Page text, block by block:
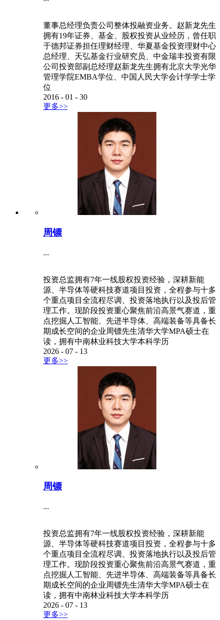
董事总经理负责公司整体投融资业务。赵新龙先生
拥有19年证券、基金、股权投资从业经历，曾任职
于德邦证券担任理财经理、华夏基金投资理财中心
总经理、天弘基金行业研究员、中金瑞丰投资有限
公司投资部副总经理赵新龙先生拥有北京大学光华
管理学院EMBA学位、中国人民大学会计学学士学
位
2016 - 01 - 30
更多>>
周镖
...
投资总监拥有7年一线股权投资经验，深耕新能
源、半导体等硬科技赛道项目投资，全程参与十多
个重点项目全流程尽调、投资落地执行以及投后管
理工作。现阶段投资重心聚焦前沿高景气赛道，重
点挖掘人工智能、先进半导体、高端装备等具备长
期成长空间的企业周镖先生清华大学MPA硕士在
读，拥有中南林业科技大学本科学历
2026 - 07 - 13
更多>>
周镖
...
投资总监拥有7年一线股权投资经验，深耕新能
源、半导体等硬科技赛道项目投资，全程参与十多
个重点项目全流程尽调、投资落地执行以及投后管
理工作。现阶段投资重心聚焦前沿高景气赛道，重
点挖掘人工智能、先进半导体、高端装备等具备长
期成长空间的企业周镖先生清华大学MPA硕士在
读，拥有中南林业科技大学本科学历
2026 - 07 - 13
更多>>